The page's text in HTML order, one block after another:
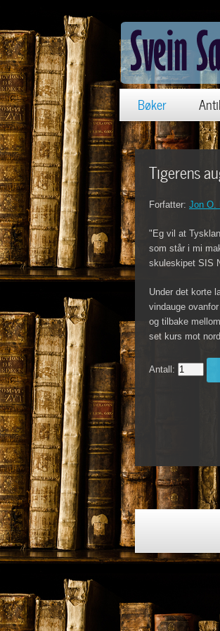
Bøker
Tigerens
Forfatter: Jon O.
"Eg vil at
som står i mi
skuleskipet SIS
Under det korte
vindauge
og tilbake
set kurs mot nord
Antall: